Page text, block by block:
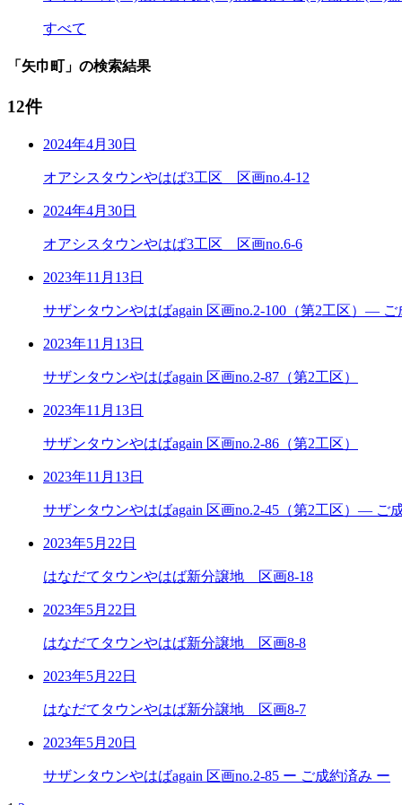
すべて
「矢巾町」の検索結果
12件
2024年4月30日
オアシスタウンやはば3工区 区画no.4-12
2024年4月30日
オアシスタウンやはば3工区 区画no.6-6
2023年11月13日
サザンタウンやはばagain 区画no.2-100（第2工区）―
2023年11月13日
サザンタウンやはばagain 区画no.2-87（第2工区）
2023年11月13日
サザンタウンやはばagain 区画no.2-86（第2工区）
2023年11月13日
サザンタウンやはばagain 区画no.2-45（第2工区）― ご
2023年5月22日
はなだてタウンやはば新分譲地 区画8-18
2023年5月22日
はなだてタウンやはば新分譲地 区画8-8
2023年5月22日
はなだてタウンやはば新分譲地 区画8-7
2023年5月20日
サザンタウンやはばagain 区画no.2-85 ー ご成約済み ー